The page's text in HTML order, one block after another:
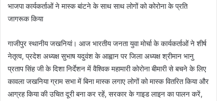
भाजपा कार्यकर्ताओं ने मास्क बांटने के साथ साथ लोगों को कोरोना के प्रति
जागरूक किया
गाजीपुर स्थानीय जखनियां। आज भारतीय जनता युवा मोर्चा के कार्यकर्ताओं ने शीर्ष
नेतृत्व, प्रदेश अध्यक्ष सुभाष यदुवंश के आह्वान पर जिला अध्यक्ष श्रीमान भानु
प्रताप सिंह जी के दिशा निर्देशन में वैश्विक महामारी कोरोना बीमारी से बचने के लिए
कावला जखनिया ग्राम सभा में बिना मास्क लगाए लोगों को मास्क वितरित किया और
आग्रह किया की उचित दूरी बना कर रहें, सरकार के गाइड लाइन का पालन करें,